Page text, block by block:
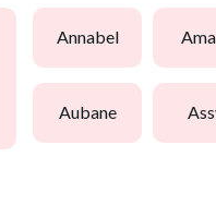
annabel
aubane